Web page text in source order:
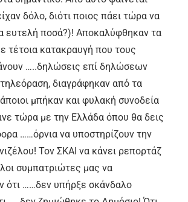
δόλο, διότι ποιος πάει τώρα να
ευτελή ποσά?)! Αποκαλύφθηκαν τα
τέτοια κατακραυγή που τους
…..δηλώσεις επί δηλώσεων
διαγράφηκαν από τα
μπήκαν και φυλακή συνοδεία
τώρα με την Ελλάδα όπου θα δεις
……όρνια να υποστηρίζουν την
Τον ΣΚΑΙ να κάνει ρεπορτάζ
συμπατριώτες μας να
ότι ……δεν υπήρξε σκάνδαλο